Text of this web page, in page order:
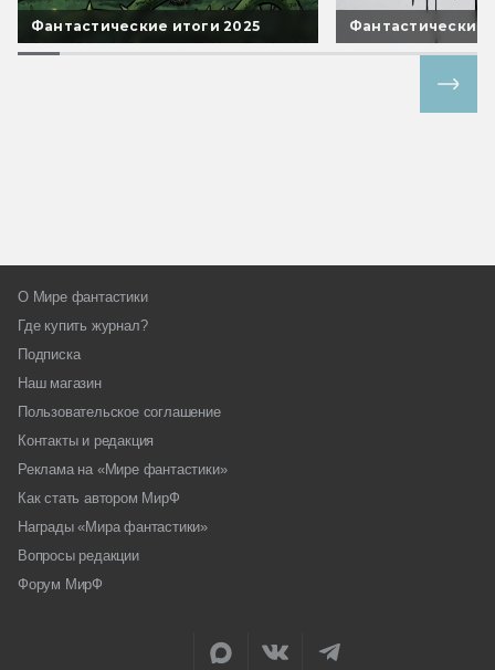
Фантастические итоги 2025 Фантастические
О Мире фантастики
Где купить журнал?
Подписка
Наш магазин
Пользовательское соглашение
Контакты и редакция
Реклама на «Мире фантастики»
Как стать автором МирФ
Награды «Мира фантастики»
Вопросы редакции
Форум МирФ